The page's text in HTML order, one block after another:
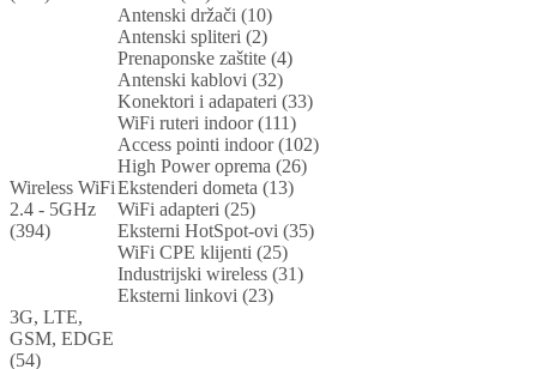
Antenski držači (10)
Antenski spliteri (2)
Prenaponske zaštite (4)
Antenski kablovi (32)
Konektori i adapateri (33)
Wireless WiFi
2.4 - 5GHz
(394)
WiFi ruteri indoor (111)
Access pointi indoor (102)
High Power oprema (26)
Ekstenderi dometa (13)
WiFi adapteri (25)
Eksterni HotSpot-ovi (35)
WiFi CPE klijenti (25)
Industrijski wireless (31)
Eksterni linkovi (23)
3G, LTE,
GSM, EDGE
(54)